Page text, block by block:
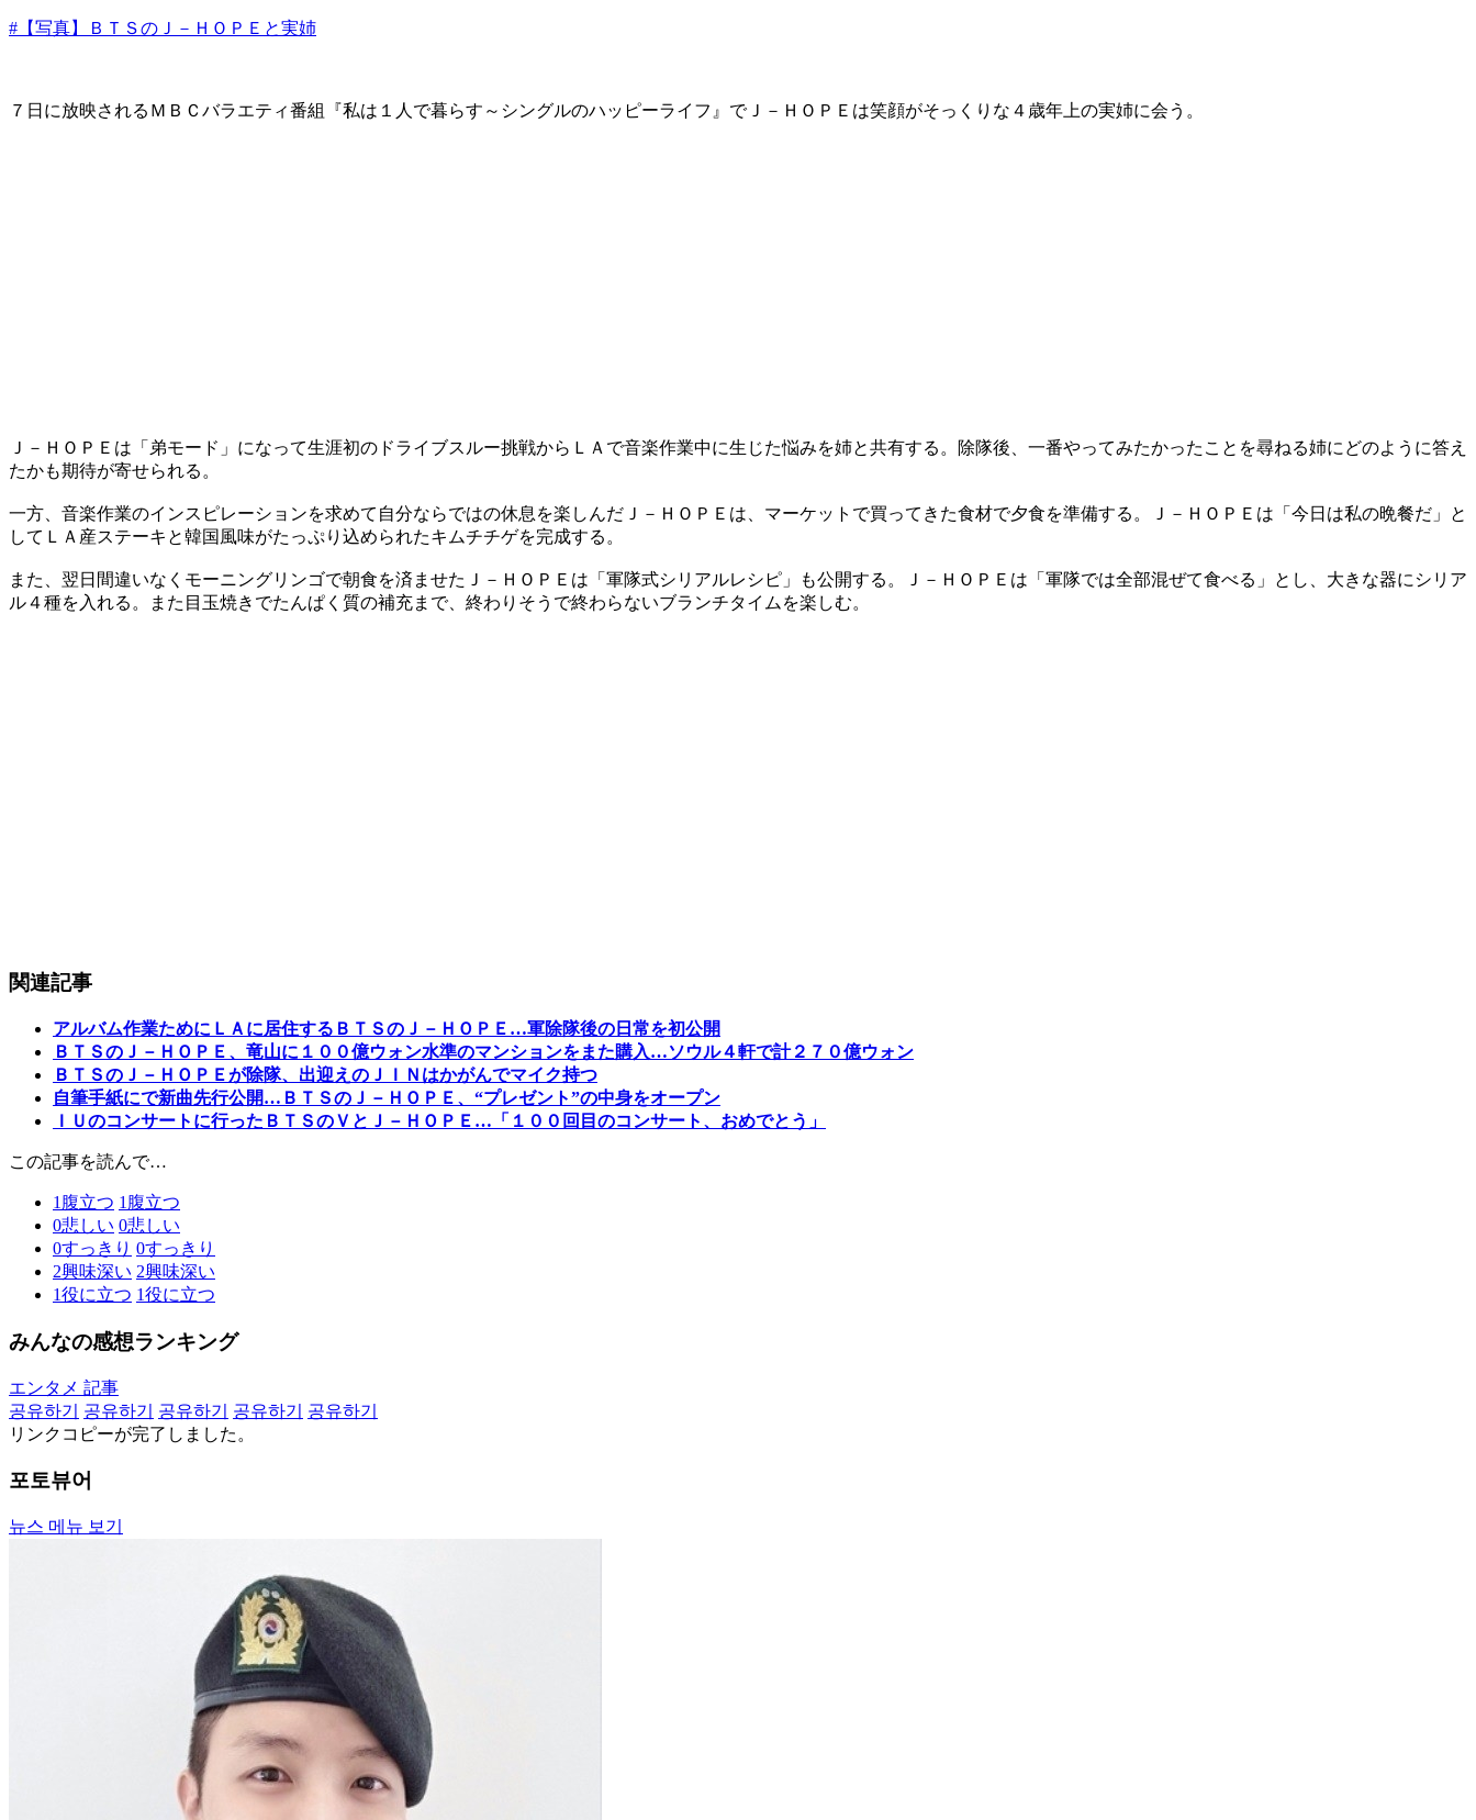
#【写真】ＢＴＳのＪ－ＨＯＰＥと実姉
７日に放映されるＭＢＣバラエティ番組『私は１人で暮らす～シングルのハッピーライフ』でＪ－ＨＯＰＥは笑顔がそっくりな４歳年上の実姉に会う。
Ｊ－ＨＯＰＥは「弟モード」になって生涯初のドライブスルー挑戦からＬＡで音楽作業中に生じた悩みを姉と共有する。除隊後、一番やってみたかったことを尋ねる姉にどのように答え
たかも期待が寄せられる。
​一方、音楽作業のインスピレーションを求めて自分ならではの休息を楽しんだ​Ｊ－ＨＯＰＥは、マーケットで買ってきた食材で夕食を準備する。​Ｊ－ＨＯＰＥは「今日は私の晩餐だ」と
してＬＡ産ステーキと韓国風味がたっぷり込められたキムチチゲを完成する。
​また、翌日間違いなくモーニングリンゴで朝食を済ませた​Ｊ－ＨＯＰＥは「軍隊式シリアルレシピ」も公開する。​Ｊ－ＨＯＰＥは「軍隊では全部混ぜて食べる」とし、大きな器にシリア
ル４種を入れる。また目玉焼きでたんぱく質の補充まで、終わりそうで終わらないブランチタイムを楽しむ。
関連記事
アルバム作業ためにＬＡに居住するＢＴＳのＪ－ＨＯＰＥ…軍除隊後の日常を初公開
ＢＴＳのＪ－ＨＯＰＥ、竜山に１００億ウォン水準のマンションをまた購入…ソウル４軒で計２７０億ウォン
ＢＴＳのＪ－ＨＯＰＥが除隊、出迎えのＪＩＮはかがんでマイク持つ
自筆手紙にで新曲先行公開…ＢＴＳのＪ－ＨＯＰＥ、“プレゼント”の中身をオープン
ＩＵのコンサートに行ったＢＴＳのＶとＪ－ＨＯＰＥ…「１００回目のコンサート、おめでとう」
この記事を読んで…
1 腹立つ 1 腹立つ
0悲しい 0悲しい
0すっきり 0すっきり
2興味深い 2興味深い
1役に立つ 1役に立つ
みんなの感想ランキング
エンタメ 記事
공유하기
공유하기 공유하기 공유하기
공유하기
リンクコピーが完了しました。
포토뷰어
뉴스 메뉴 보기